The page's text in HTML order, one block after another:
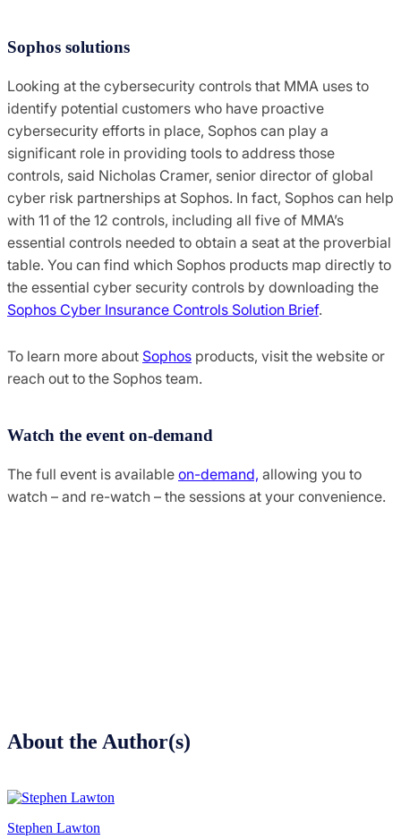
Sophos solutions
Looking at the cybersecurity controls that MMA uses to
identify potential customers who have proactive
cybersecurity efforts in place, Sophos can play a
significant role in providing tools to address those
controls, said Nicholas Cramer, senior director of global
cyber risk partnerships at Sophos. In fact, Sophos can help
with 11 of the 12 controls, including all five of MMA’s
essential controls needed to obtain a seat at the proverbial
table. You can find which Sophos products map directly to
the essential cyber security controls by downloading the
Sophos Cyber Insurance Controls Solution Brief.
To learn more about Sophos products, visit the website or
reach out to the Sophos team.
Watch the event on-demand
The full event is available on-demand, allowing you to
watch – and re-watch – the sessions at your convenience.
About the Author(s)
Stephen Lawton